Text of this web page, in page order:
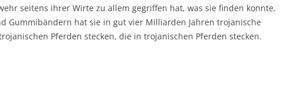
seitens ihrer Wirte zu allem gegriffen hat, was sie finden konnte.
Gummibändern hat sie in gut vier Milliarden Jahren trojanische
Pferden stecken, die in trojanischen Pferden stecken.